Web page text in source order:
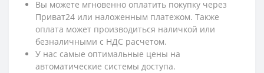
Вы можете мгновенно оплатить покупку через
Приват24 или наложенным платежом. Также
оплата может производиться наличкой или
безналичными с НДС расчетом.
У нас самые оптимальные цены на
автоматические системы доступа.